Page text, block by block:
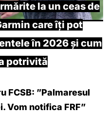
la un ceas de
care îți pot
în 2026 și cum
potrivită
FCSB: ”Palmaresul
Vom notifica FRF”